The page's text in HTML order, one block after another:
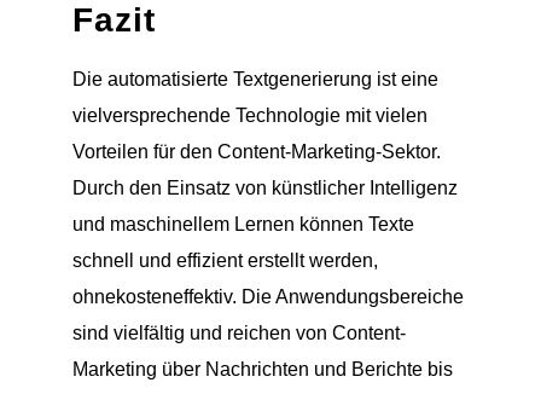
Fazit
Die automatisierte Textgenerierung ist eine
vielversprechende Technologie mit vielen
Vorteilen für den Content-Marketing-Sektor.
Durch den Einsatz von künstlicher Intelligenz
und maschinellem Lernen können Texte
schnell und effizient erstellt werden,
ohnekosteneffektiv. Die Anwendungsbereiche
sind vielfältig und reichen von Content-
Marketing über Nachrichten und Berichte bis